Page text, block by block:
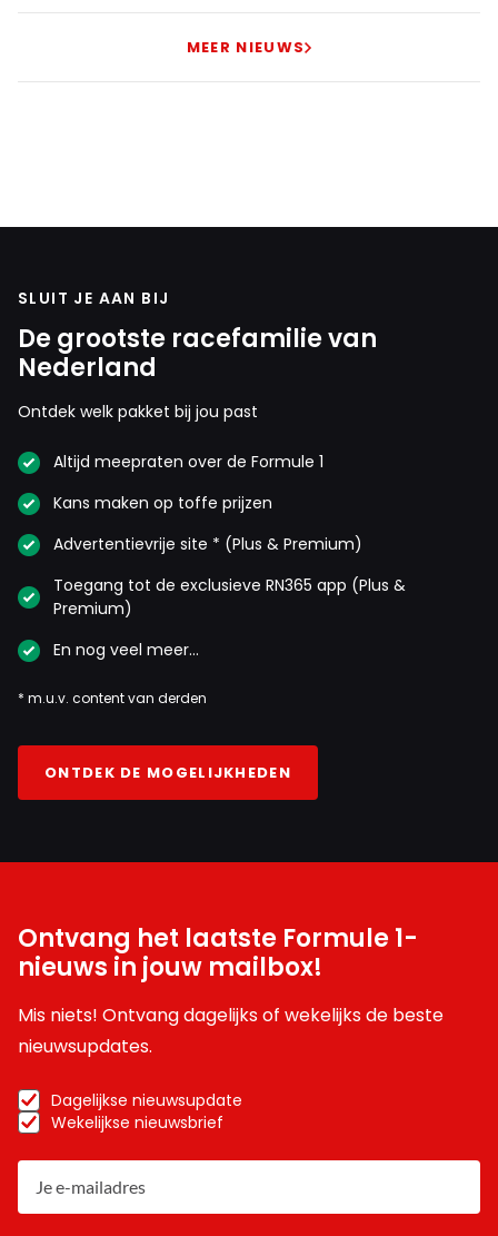
MEER NIEUWS
SLUIT JE AAN BIJ
De grootste racefamilie van
Nederland
Ontdek welk pakket bij jou past
Altijd meepraten over de Formule 1
Kans maken op toffe prijzen
Advertentievrije site * (Plus & Premium)
Toegang tot de exclusieve RN365 app (Plus &
Premium)
En nog veel meer…
* m.u.v. content van derden
ONTDEK DE MOGELIJKHEDEN
Ontvang het laatste Formule 1-
nieuws in jouw mailbox!
Mis niets! Ontvang dagelijks of wekelijks de beste
nieuwsupdates.
Dagelijkse nieuwsupdate
Wekelijkse nieuwsbrief